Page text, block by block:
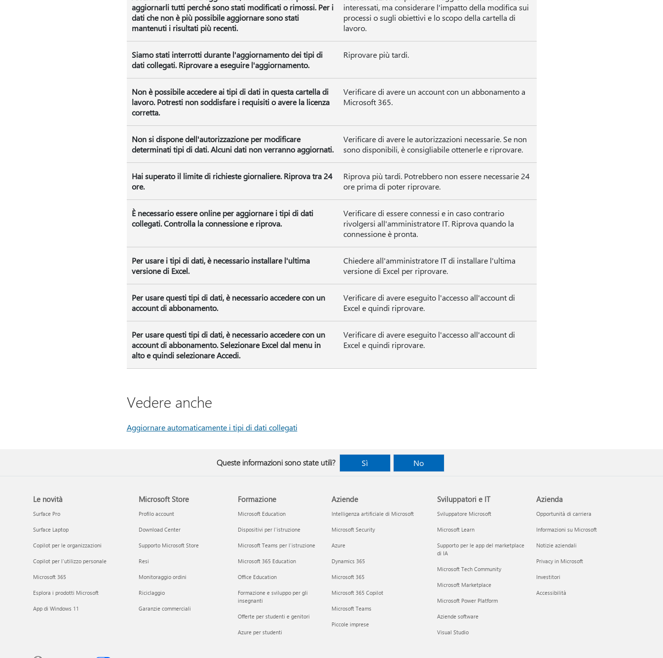
aggiornarli tutti perché sono stati modificati o rimossi. Per i
dati che non è più possibile aggiornare sono stati
mantenuti i risultati più recenti.
interessati, ma considerare l'impatto della modifica sui
processi o sugli obiettivi e lo scopo della cartella di
lavoro.
Siamo stati interrotti durante l'aggiornamento dei tipi di
dati collegati. Riprovare a eseguire l'aggiornamento.
Riprovare più tardi.
Non è possibile accedere ai tipi di dati in questa cartella di
lavoro. Potresti non soddisfare i requisiti o avere la licenza
corretta.
Verificare di avere un account con un abbonamento a
Microsoft 365.
Non si dispone dell'autorizzazione per modificare
determinati tipi di dati. Alcuni dati non verranno aggiornati.
Verificare di avere le autorizzazioni necessarie. Se non
sono disponibili, è consigliabile ottenerle e riprovare.
Hai superato il limite di richieste giornaliere. Riprova tra 24
ore.
Riprova più tardi. Potrebbero non essere necessarie 24
ore prima di poter riprovare.
È necessario essere online per aggiornare i tipi di dati
collegati. Controlla la connessione e riprova.
Verificare di essere connessi e in caso contrario
rivolgersi all'amministratore IT. Riprova quando la
connessione è pronta.
Per usare i tipi di dati, è necessario installare l'ultima
versione di Excel.
Chiedere all'amministratore IT di installare l'ultima
versione di Excel per riprovare.
Per usare questi tipi di dati, è necessario accedere con un
account di abbonamento.
Verificare di avere eseguito l'accesso all'account di
Excel e quindi riprovare.
Per usare questi tipi di dati, è necessario accedere con un
account di abbonamento. Selezionare Excel dal menu in
alto e quindi selezionare Accedi.
Verificare di avere eseguito l'accesso all'account di
Excel e quindi riprovare.
Vedere anche
Aggiornare automaticamente i tipi di dati collegati
Queste informazioni sono state utili? Sì No
Le novità
Surface Pro
Surface Laptop
Copilot per le organizzazioni
Copilot per l'utilizzo personale
Microsoft 365
Esplora i prodotti Microsoft
App di Windows 11
Microsoft Store
Profilo account
Download Center
Supporto Microsoft Store
Resi
Monitoraggio ordini
Riciclaggio
Garanzie commerciali
Formazione
Microsoft Education
Dispositivi per l'istruzione
Microsoft Teams per l'istruzione
Microsoft 365 Education
Office Education
Formazione e sviluppo per gli
insegnanti
Offerte per studenti e genitori
Azure per studenti
Aziende
Intelligenza artificiale di Microsoft
Microsoft Security
Azure
Dynamics 365
Microsoft 365
Microsoft 365 Copilot
Microsoft Teams
Piccole imprese
Sviluppatori e IT
Sviluppatore Microsoft
Microsoft Learn
Supporto per le app del marketplace
di IA
Microsoft Tech Community
Microsoft Marketplace
Microsoft Power Platform
Aziende software
Visual Studio
Azienda
Opportunità di carriera
Informazioni su Microsoft
Notizie aziendali
Privacy in Microsoft
Investitori
Accessibilità